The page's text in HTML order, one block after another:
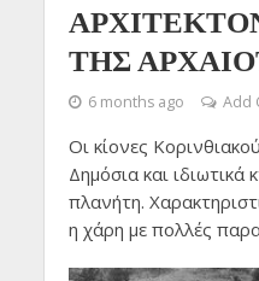
ΤΗΣ
6 months ago Add
Οι κίονες
Δημόσια και ιδιωτικά
πλανήτη.
η χάρη με πολλές